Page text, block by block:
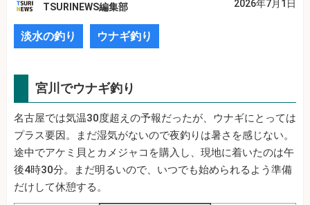
TSURINEWS編集部 2026年7月1日
淡水の釣り ウナギ釣り
宮川でウナギ釣り
名古屋では気温30度超えの予報だったが、ウナギにとっては
プラス要因。まだ湿気がないので夜釣りは暑さを感じない。
途中でアケミ貝とカメジャコを購入し、現地に着いたのは午
後4時30分。まだ明るいので、いつでも始められるよう準備
だけして休憩する。